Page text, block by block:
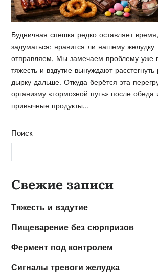
Будничная спешка редко оставляет
задуматься: нравится ли нашему желудку
отправляем. Мы замечаем проблему уже
тяжесть и вздутие вынуждают
дырку дальше. Откуда берётся эта
организму «тормозной путь» после обеда
привычные продукты…
Поиск
Свежие записи
Тяжесть и вздутие
Пищеварение без сюрпризов
Фермент под контролем
Сигналы тревоги желудка